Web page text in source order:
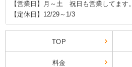
【営業日】月～土 祝日も営業してます。
【定休日】12/29～1/3
TOP
料金